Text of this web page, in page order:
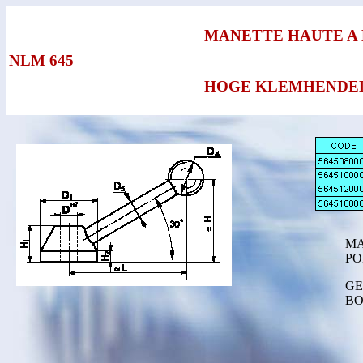
NLM 645
MANETTE HAUTE
HOGE